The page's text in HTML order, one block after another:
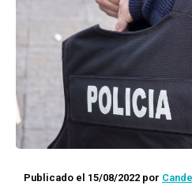
Publicado el 15/08/2022 por